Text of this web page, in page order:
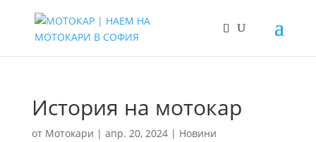
История на мотокар
от Мотокари | апр. 20, 2024| Новини